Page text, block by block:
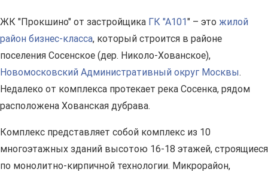
ЖК "Прокшино" от застройщика ГК "А101" – это жилой
район бизнес-класса, который строится в районе
поселения Сосенское (дер. Николо-Хованское),
Новомосковский Административный округ Москвы.
Недалеко от комплекса протекает река Сосенка, рядом
расположена Хованская дубрава.
Комплекс представляет собой комплекс из 10
многоэтажных зданий высотою 16-18 этажей, строящиеся
по монолитно-кирпичной технологии. Микрорайон,